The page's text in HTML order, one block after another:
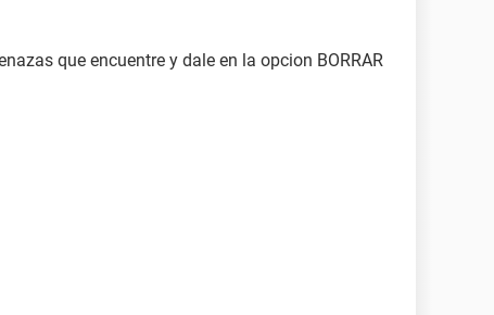
que encuentre y dale en la opcion BORRAR